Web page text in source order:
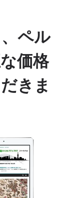
ペル
価格
きま